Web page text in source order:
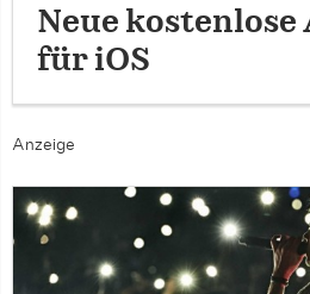
Neue kostenlose
für iOS
Anzeige